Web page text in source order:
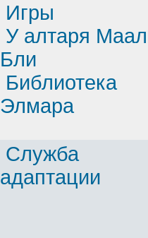
Игры
У алтаря
Бли
Библиотека
Элмара
Служба
адаптации